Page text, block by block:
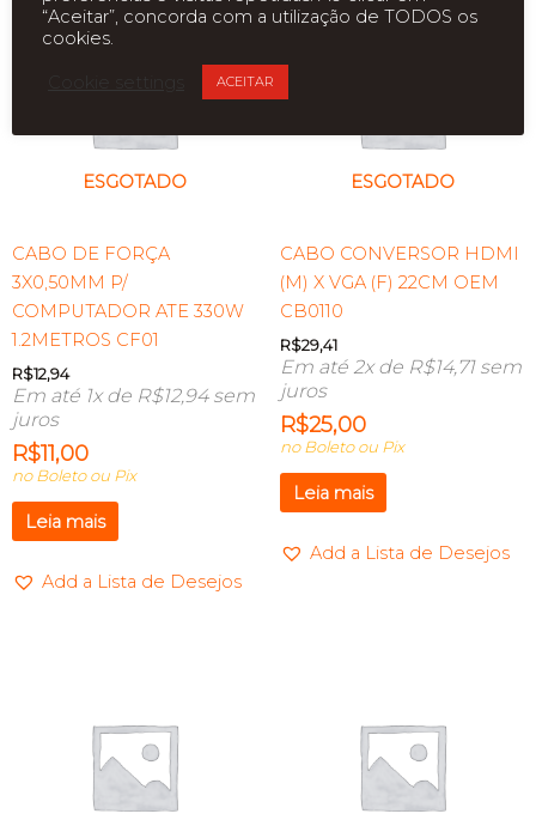
ESGOTADO
CABO DE FORÇA
3X0,50MM P/
COMPUTADOR ATE 330W
1.2METROS CF01
R$12,94
Em até 1x de R$12,94sem
juros
R$11,00
no Boleto ou Pix
Leia mais
Add a Lista de Desejos
ESGOTADO
CABO CONVERSOR HDMI
(M) X VGA (F) 22CM OEM
CB0110
R$29,41
Em até 2x de R$14,71sem
juros
R$25,00
no Boleto ou Pix
Leia mais
Add a Lista de Desejos
“Aceitar”, concorda com a utilização de TODOS os
cookies.
ACEITAR